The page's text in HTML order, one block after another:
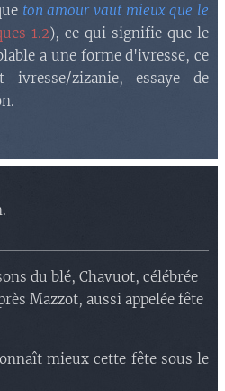
ton amour vaut mieux que le
1.2), ce qui signifie que le
a une forme d'ivresse, ce
zizanie, essaye de
du blé, Chavuot, célébrée
Mazzot, aussi appelée fête
mieux cette fête sous le